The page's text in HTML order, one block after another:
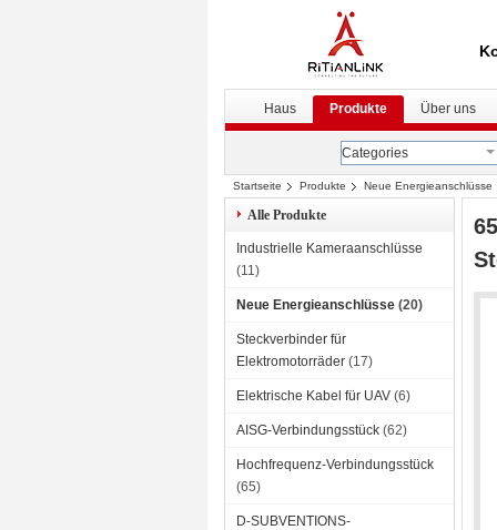
Haus Produkte Über uns
Categories
Startseite Produkte Neue Energieanschlüsse
Alle Produkte
Industrielle Kameraanschlüsse
(11)
Neue Energieanschlüsse (20)
Steckverbinder für
Elektromotorräder (17)
Elektrische Kabel für UAV (6)
AISG-Verbindungsstück (62)
Hochfrequenz-Verbindungsstück
(65)
D-SUBVENTIONS-